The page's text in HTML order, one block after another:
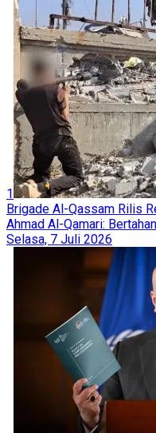
1
Brigade Al-Qassam Rilis
Ahmad Al-Qamari:
Selasa, 7 Juli 2026